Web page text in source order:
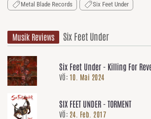
Metal Blade Records Six Feet Under
Musik Reviews Six Feet Under
Six Feet Under - Killing For
VÖ: 10. Mai 2024
SIX FEET UNDER - TORMENT
VÖ: 24. Feb. 2017